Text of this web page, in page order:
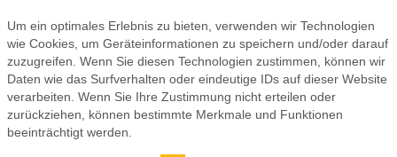
Um ein optimales Erlebnis zu bieten, verwenden wir Technologien
wie Cookies, um Geräteinformationen zu speichern und/oder darauf
zuzugreifen. Wenn Sie diesen Technologien zustimmen, können wir
Daten wie das Surfverhalten oder eindeutige IDs auf dieser Website
verarbeiten. Wenn Sie Ihre Zustimmung nicht erteilen oder
zurückziehen, können bestimmte Merkmale und Funktionen
beeinträchtigt werden.